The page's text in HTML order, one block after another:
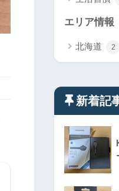
エリア情報
北海道 2
新着記